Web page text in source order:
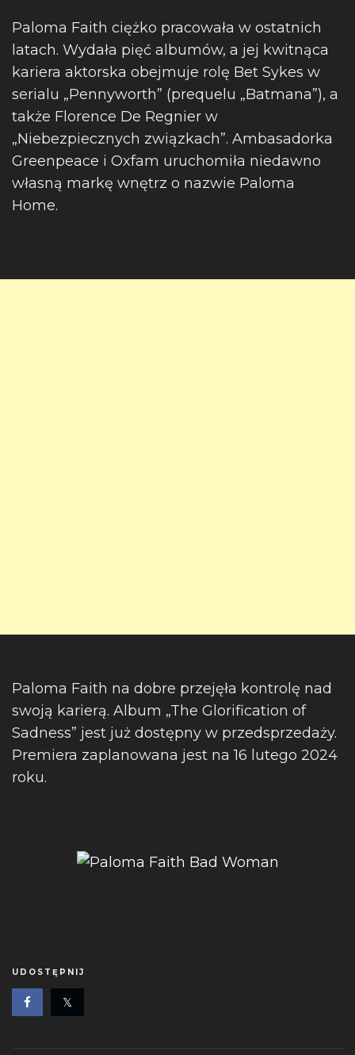
Paloma Faith ciężko pracowała w ostatnich
latach. Wydała pięć albumów, a jej kwitnąca
kariera aktorska obejmuje rolę Bet Sykes w
serialu „Pennyworth” (prequelu „Batmana”), a
także Florence De Regnier w
„Niebezpiecznych związkach”. Ambasadorka
Greenpeace i Oxfam uruchomiła niedawno
własną markę wnętrz o nazwie Paloma
Home.
Paloma Faith na dobre przejęła kontrolę nad
swoją karierą. Album „The Glorification of
Sadness” jest już dostępny w przedsprzedaży.
Premiera zaplanowana jest na 16 lutego 2024
roku.
UDOSTĘPNIJ